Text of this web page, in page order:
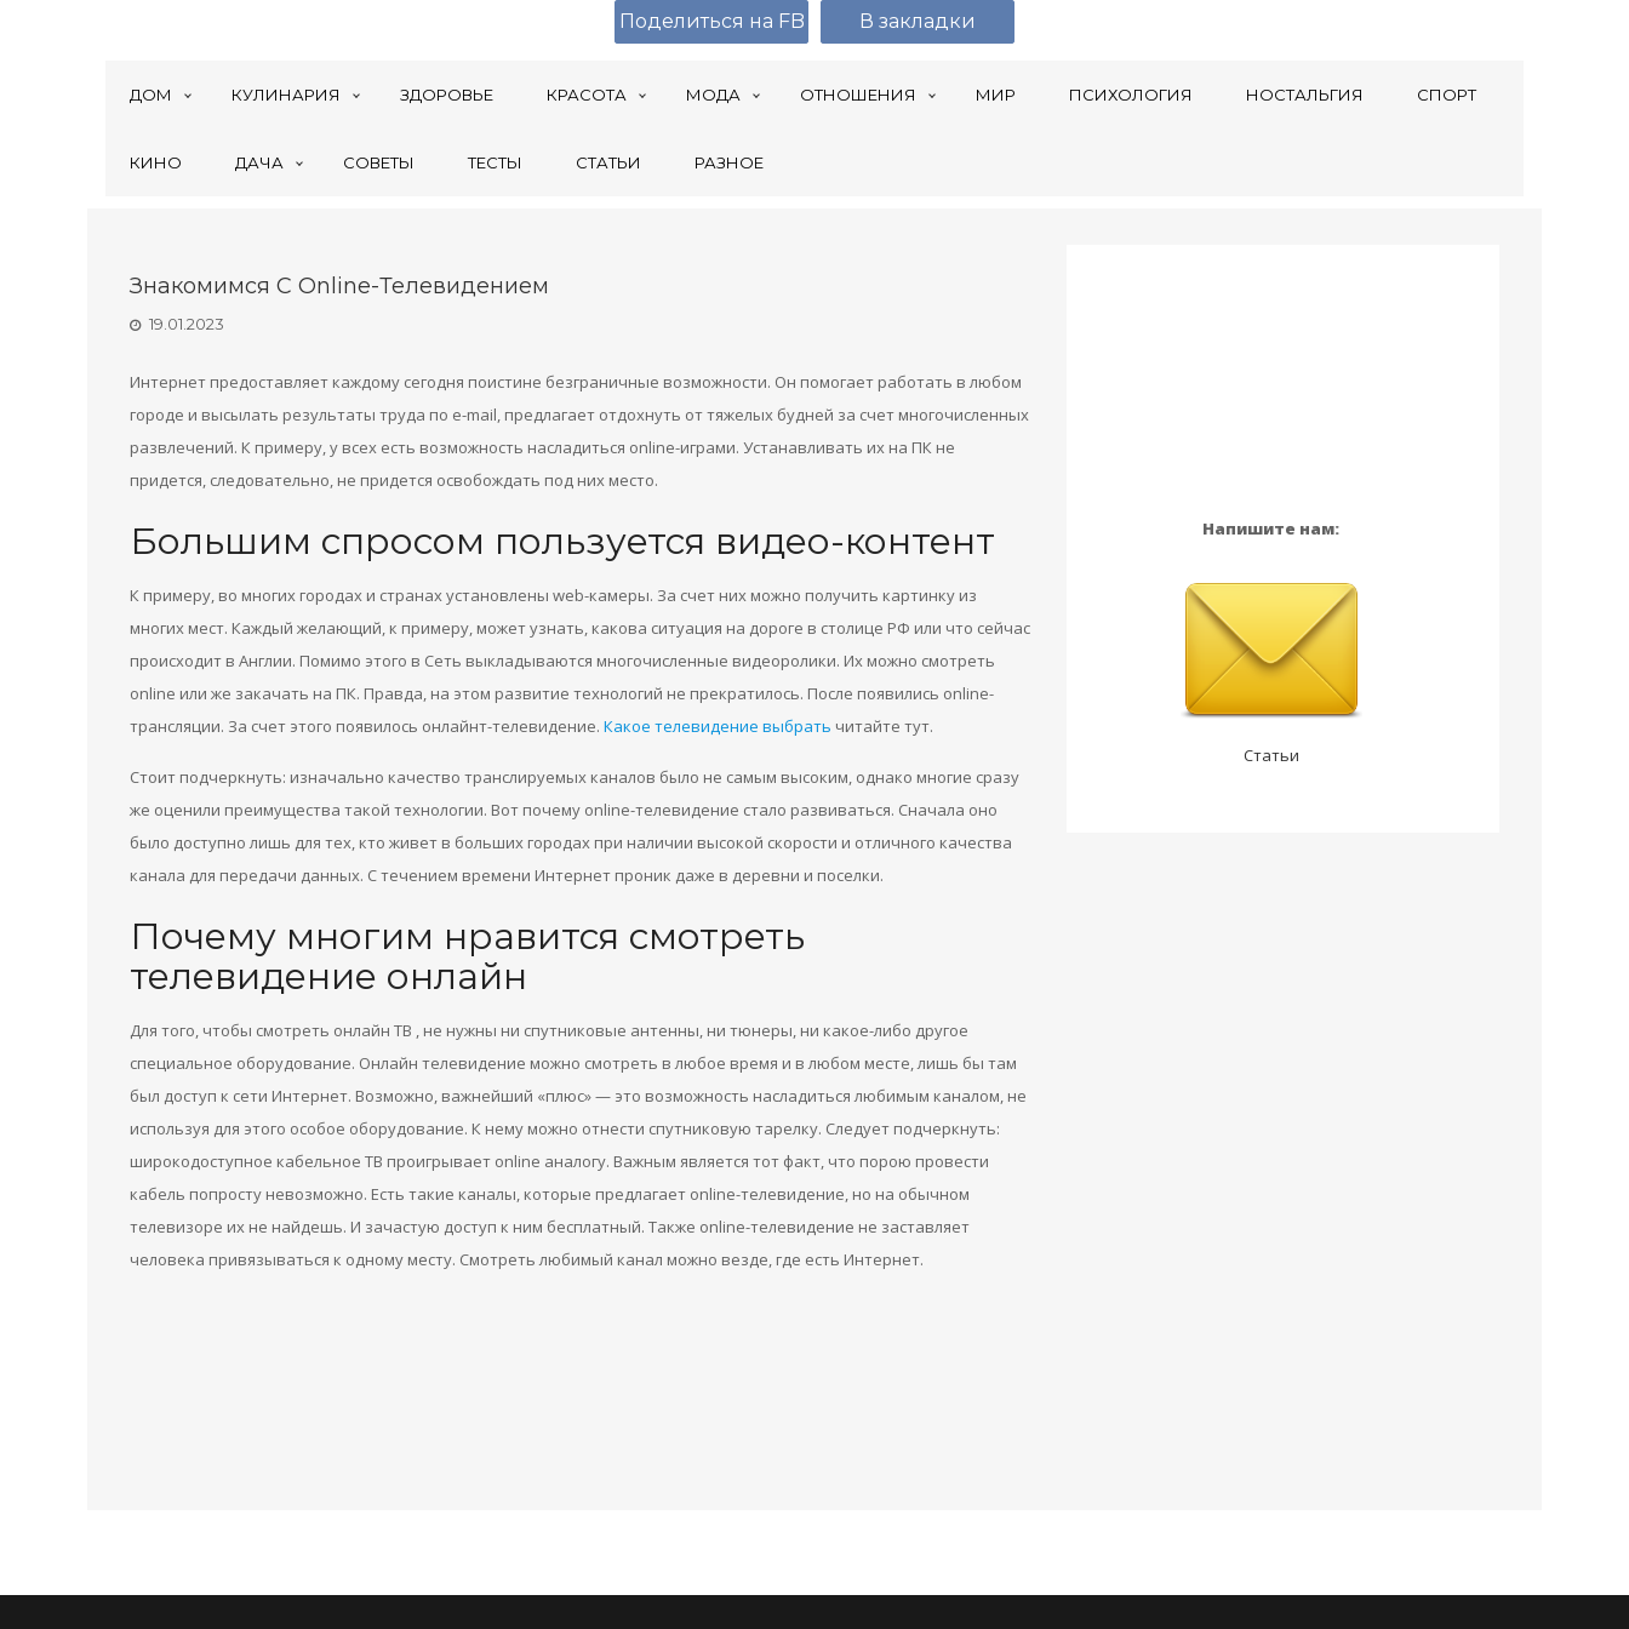
ДОМ КУЛИНАРИЯ ЗДОРОВЬЕ КРАСОТА МОДА ОТНОШЕНИЯ МИР ПСИХОЛОГИЯ НОСТАЛЬГИЯ СПОРТ
КИНО ДАЧА СОВЕТЫ ТЕСТЫ СТАТЬИ РАЗНОЕ
Знакомимся С Online-Телевидением
19.01.2023
Интернет предоставляет каждому сегодня поистине безграничные возможности. Он помогает работать в любом
городе и высылать результаты труда по e-mail, предлагает отдохнуть от тяжелых будней за счет многочисленных
развлечений. К примеру, у всех есть возможность насладиться online-играми. Устанавливать их на ПК не
придется, следовательно, не придется освобождать под них место.
Большим спросом пользуется видео-контент
К примеру, во многих городах и странах установлены web-камеры. За счет них можно получить картинку из
многих мест. Каждый желающий, к примеру, может узнать, какова ситуация на дороге в столице РФ или что сейчас
происходит в Англии. Помимо этого в Сеть выкладываются многочисленные видеоролики. Их можно смотреть
online или же закачать на ПК. Правда, на этом развитие технологий не прекратилось. После появились online-
трансляции. За счет этого появилось онлайнт-телевидение. Какое телевидение выбрать читайте тут.
Стоит подчеркнуть: изначально качество транслируемых каналов было не самым высоким, однако многие сразу
же оценили преимущества такой технологии. Вот почему online-телевидение стало развиваться. Сначала оно
было доступно лишь для тех, кто живет в больших городах при наличии высокой скорости и отличного качества
канала для передачи данных. С течением времени Интернет проник даже в деревни и поселки.
Почему многим нравится смотреть
телевидение онлайн
Для того, чтобы смотреть онлайн ТВ , не нужны ни спутниковые антенны, ни тюнеры, ни какое-либо другое
специальное оборудование. Онлайн телевидение можно смотреть в любое время и в любом месте, лишь бы там
был доступ к сети Интернет. Возможно, важнейший «плюс» — это возможность насладиться любимым каналом, не
используя для этого особое оборудование. К нему можно отнести спутниковую тарелку. Следует подчеркнуть:
широкодоступное кабельное ТВ проигрывает online аналогу. Важным является тот факт, что порою провести
кабель попросту невозможно. Есть такие каналы, которые предлагает online-телевидение, но на обычном
телевизоре их не найдешь. И зачастую доступ к ним бесплатный. Также online-телевидение не заставляет
человека привязываться к одному месту. Смотреть любимый канал можно везде, где есть Интернет.
Напишите нам:
Статьи
Поделиться на FB В закладки